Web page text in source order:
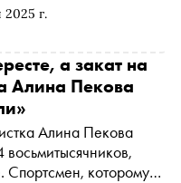
2025 г.
а закат на
Алина Пекова
Алина Пекова
Спортсмен, которому